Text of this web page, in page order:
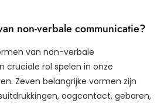
non-verbale communicatie?
van non-verbale
cruciale rol spelen in onze
Zeven belangrijke vormen zijn
oogcontact, gebaren,